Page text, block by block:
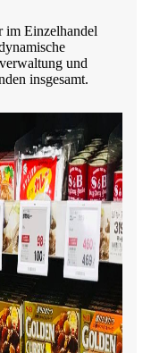
im Einzelhandel
und
insgesamt.